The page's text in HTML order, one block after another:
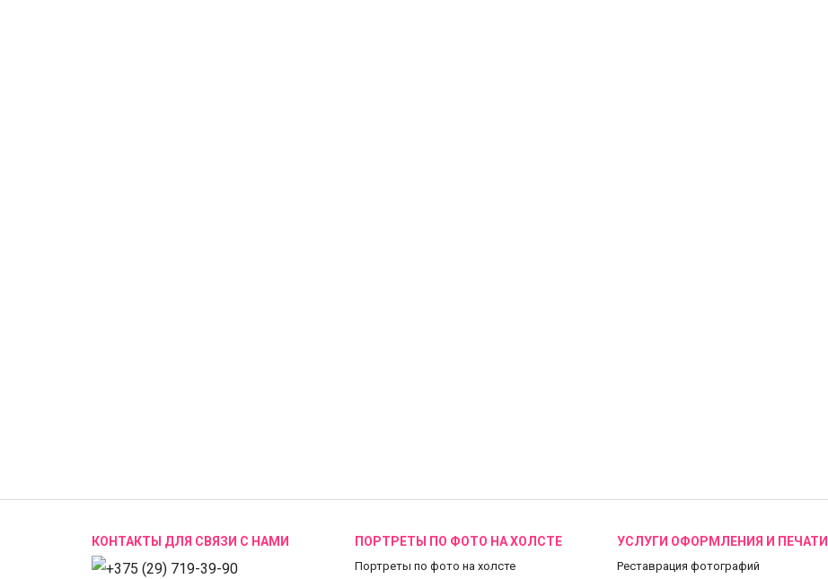
КОНТАКТЫ ДЛЯ СВЯЗИ С НАМИ ПОРТРЕТЫ ПО ФОТО НА ХОЛСТЕ
Портреты по фото на холсте
УСЛУГИ ОФОРМЛЕНИЯ И ПЕЧАТИ
Реставрация фотографий